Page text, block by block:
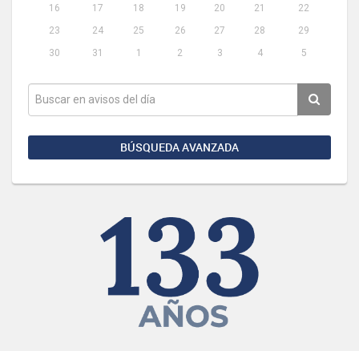
16
17 18 19 20 21
22
23
24 25 26 27 28
29
30
31 1 2 3 4 5
BÚSQUEDA AVANZADA